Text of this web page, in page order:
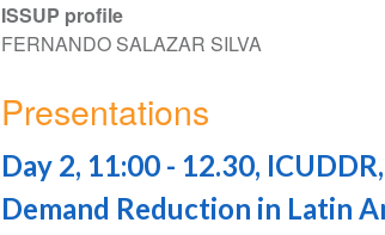
ISSUP profile
FERNANDO SALAZAR SILVA
Presentations
Day 2, 11:00 - 12.30,
Demand Reduction in Latin